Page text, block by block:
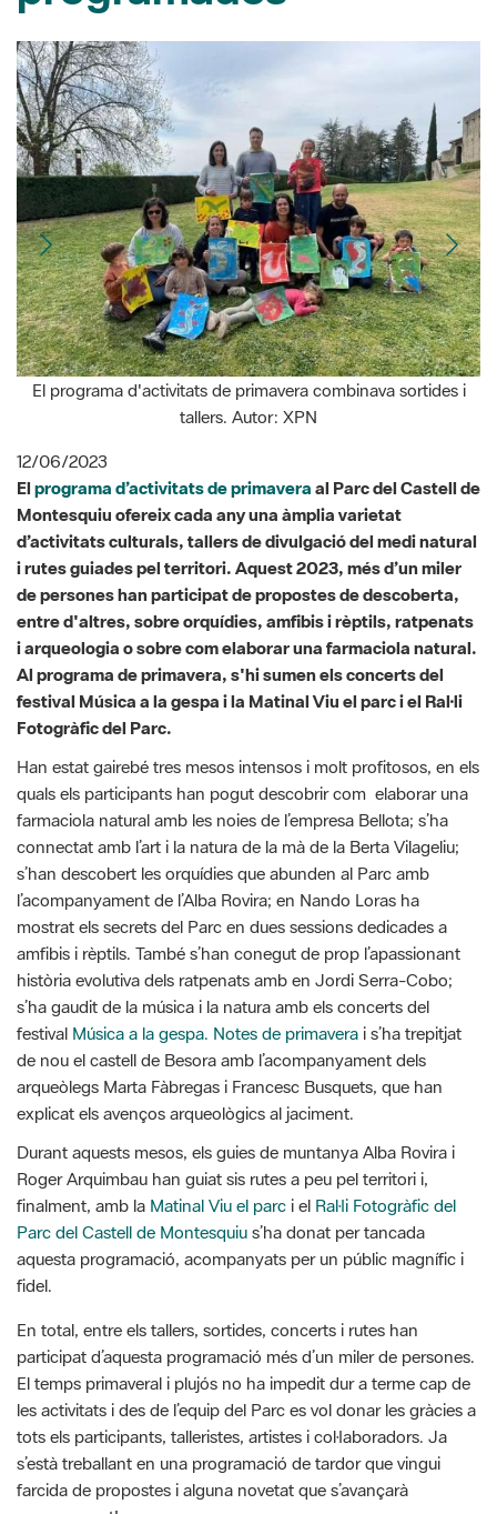
El programa d'activitats de primavera combinava sortides i
tallers. Autor: XPN
12/06/2023
Elprograma d’activitats de primaveraal Parc del Castell de
Montesquiu ofereix cada any una àmplia varietat
i rutes guiades pel territori. Aquest 2023, més d’un miler
de persones han participat de propostes de descoberta,
entre d'altres, sobre orquídies, amfibis i rèptils, ratpenats
i arqueologia o sobre com elaborar una farmaciola natural.
Al programa de primavera, s'hi sumen els concerts del
festival Música a la gespa i la Matinal Viu el parc i el Ral·li
Fotogràfic del Parc.
Han estat gairebé tres mesos intensos i molt profitosos, en els
quals els participants han pogut descobrir com elaborar una
farmaciola natural amb les noies de l’empresa Bellota; s’ha
connectat amb l’art i la natura de la mà de la Berta Vilageliu;
s’han descobert les orquídies que abunden al Parc amb
l’acompanyament de l’Alba Rovira; en Nando Loras ha
mostrat els secrets del Parc en dues sessions dedicades a
amfibis i rèptils. També s’han conegut de prop l’apassionant
història evolutiva dels ratpenats amb en Jordi Serra-Cobo;
s’ha gaudit de la música i la natura amb els concerts del
festivalMúsica a la gespa. Notes de primaverai s’ha trepitjat
de nou el castell de Besora amb l’acompanyament dels
arqueòlegs Marta Fàbregas i Francesc Busquets, que han
explicat els avenços arqueològics al jaciment.
Durant aquests mesos, els guies de muntanya Alba Rovira i
Roger Arquimbau han guiat sis rutes a peu pel territori i,
finalment, amb la Matinal Viu el parci elRal·li Fotogràfic del
Parc del Castell de Montesquius’ha donat per tancada
aquesta programació, acompanyats per un públic magnífic i
fidel.
En total, entre els tallers, sortides, concerts i rutes han
participat d’aquesta programació més d’un miler de persones.
El temps primaveral i plujós no ha impedit dur a terme cap de
tots els participants, talleristes, artistes i col·laboradors. Ja
s’està treballant en una programació de tardor que vingui
farcida de propostes i alguna novetat que s’avançarà
properament!
compartir
G
m
a
F
a
c
e
P
i
n
t
C
o
m
p
Font de la informació: Xarxa de Parcs Naturals